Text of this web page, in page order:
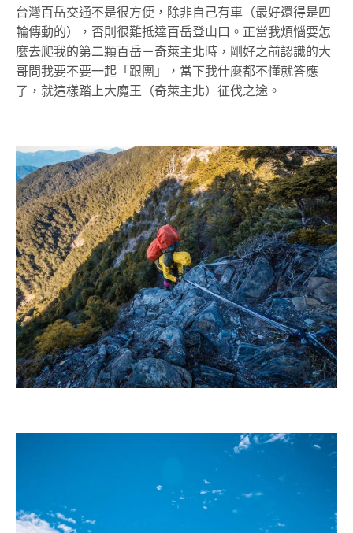
台灣百岳交通不是很方便，除非自己有車（最好還得是四
輪傳動的），否則很難抵達百岳登山口。正當我煩惱要怎
麼去爬我的第二顆百岳－奇萊主北時，剛好之前認識的大
哥問我要不要一起「跟團」，當下我什麼都不懂就答應
了，就這樣踏上大魔王（奇萊主北）征伐之途。